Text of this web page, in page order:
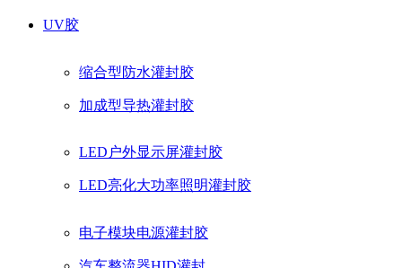
UV胶
缩合型防水灌封胶
加成型导热灌封胶
电磁波屏蔽材料
LED户外显示屏灌封胶
LED亮化大功率照明灌封胶
电子模块电源灌封胶